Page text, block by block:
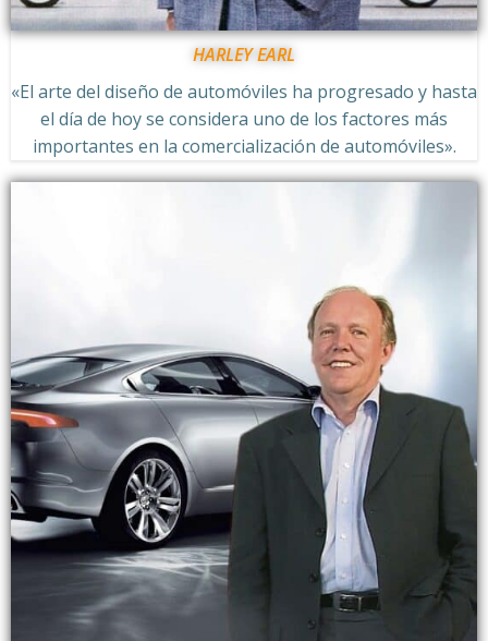
HARLEY EARL
«El arte del diseño de automóviles ha progresado y hasta
el día de hoy se considera uno de los factores más
importantes en la comercialización de automóviles».